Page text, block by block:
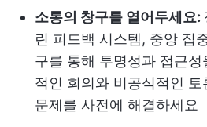
소통의 창구를 열어두세요:
린 피드백 시스템, 중앙 집
구를 통해 투명성과 접근
적인 회의와 비공식적인 토
문제를 사전에 해결하세요